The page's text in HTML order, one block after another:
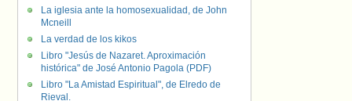
La iglesia ante la homosexualidad, de John
Mcneill
La verdad de los kikos
Libro "Jesús de Nazaret. Aproximación
histórica" de José Antonio Pagola (PDF)
Libro "La Amistad Espiritual", de Elredo de
Rieval.